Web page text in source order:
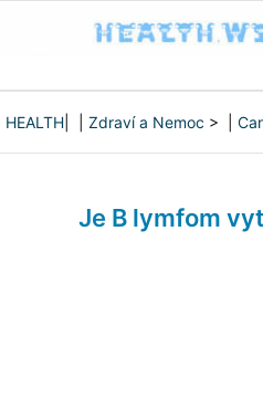
HEALTH Zdraví a Nemoc > |
Je B lymfom